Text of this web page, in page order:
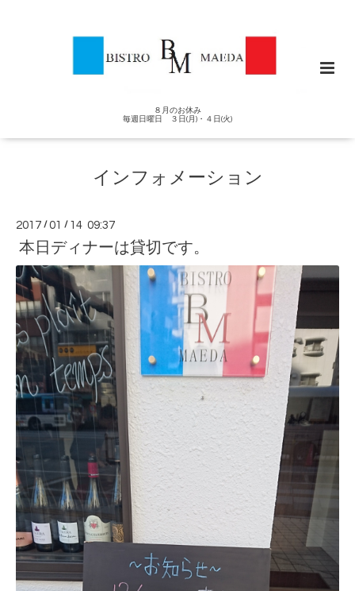
８月のお休み
毎週日曜日 ３日(月)・４日(火)
インフォメーション
2017 /01 / 14 09:37
本日ディナーは貸切です。